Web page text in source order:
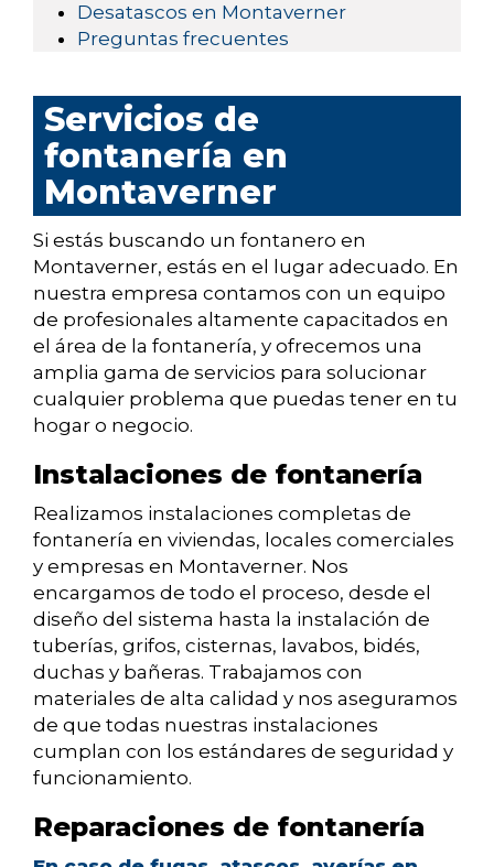
Desatascos en Montaverner
Preguntas frecuentes
Servicios de
fontanería en
Montaverner
Si estás buscando un fontanero en
Montaverner, estás en el lugar adecuado. En
nuestra empresa contamos con un equipo
de profesionales altamente capacitados en
el área de la fontanería, y ofrecemos una
amplia gama de servicios para solucionar
cualquier problema que puedas tener en tu
hogar o negocio.
Instalaciones de fontanería
Realizamos instalaciones completas de
fontanería en viviendas, locales comerciales
y empresas en Montaverner. Nos
encargamos de todo el proceso, desde el
diseño del sistema hasta la instalación de
tuberías, grifos, cisternas, lavabos, bidés,
duchas y bañeras. Trabajamos con
materiales de alta calidad y nos aseguramos
de que todas nuestras instalaciones
cumplan con los estándares de seguridad y
funcionamiento.
Reparaciones de fontanería